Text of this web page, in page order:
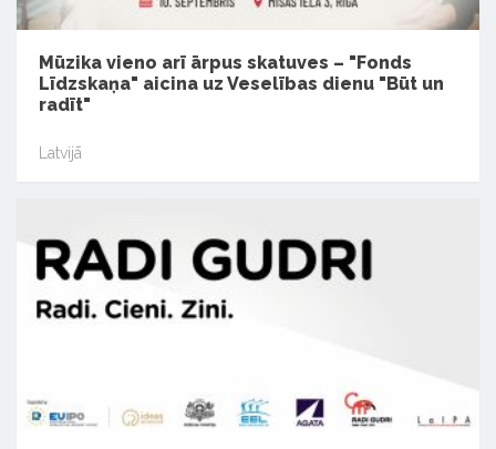
Mūzika vieno arī ārpus skatuves – "Fonds
Līdzskaņa" aicina uz Veselības dienu "Būt un
radīt"
Latvijā